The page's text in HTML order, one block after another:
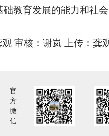
教育发展的能力和社会
审核：谢岚 上传：龚
官
方
微
信